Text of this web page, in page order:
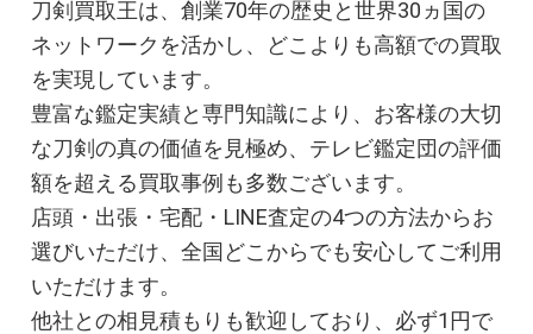
刀剣買取王は、創業70年の歴史と世界30ヵ国の
ネットワークを活かし、どこよりも高額での買取
を実現しています。
豊富な鑑定実績と専門知識により、お客様の大切
な刀剣の真の価値を見極め、テレビ鑑定団の評価
額を超える買取事例も多数ございます。
店頭・出張・宅配・LINE査定の4つの方法からお
選びいただけ、全国どこからでも安心してご利用
いただけます。
他社との相見積もりも歓迎しており、必ず1円で